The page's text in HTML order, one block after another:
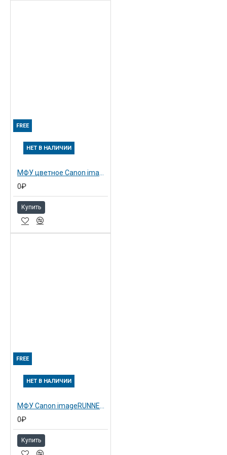
FREE
НЕТ В НАЛИЧИИ
0₽
Купить
FREE
НЕТ В НАЛИЧИИ
0₽
Купить